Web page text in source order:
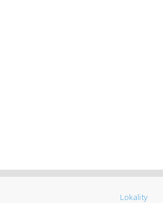
Lokality